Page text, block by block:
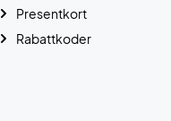
Presentkort
Rabattkoder